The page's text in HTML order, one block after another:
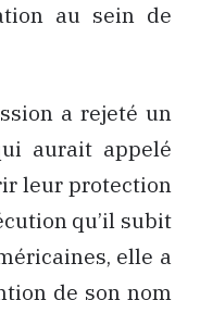
au sein de
a rejeté un
aurait appelé
leur protection
qu’il subit
elle a
de son nom